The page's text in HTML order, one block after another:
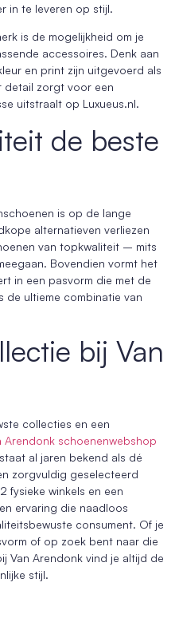
in te leveren op stijl.
is de mogelijkheid om je
accessoires. Denk aan
en print zijn uitgevoerd als
detail zorgt voor een
uitstraalt op Luxueus.nl.
de beste
is op de lange
alternatieven verliezen
van topkwaliteit – mits
Bovendien vormt het
in een pasvorm die met de
de ultieme combinatie van
bij Van
collecties en een
Arendonk schoenenwebshop
al jaren bekend als dé
zorgvuldig geselecteerd
fysieke winkels en een
ervaring die naadloos
consument. Of je
of op zoek bent naar die
Van Arendonk vind je altijd de
stijl.